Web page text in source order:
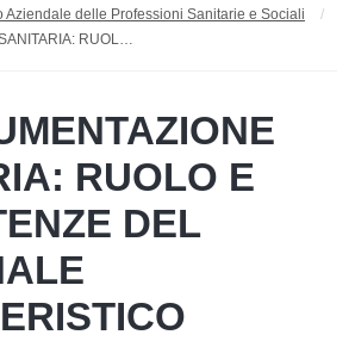
Aziendale delle Professioni Sanitarie e Sociali
LA DOCUMENTAZIONE SANITARIA: RUOLO E COMPETENZE DEL PERSONALE INFERMIERISTICO
RUOLO E
DEL